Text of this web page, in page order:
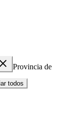
Provincia de
todos